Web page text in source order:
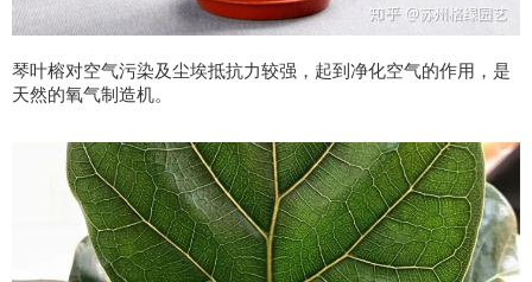
琴叶榕对空气污染及尘埃抵抗力较强，起到净化空气的作用，是
天然的氧气制造机。